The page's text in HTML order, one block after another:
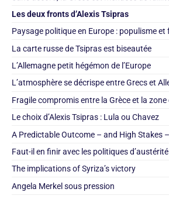
Les deux fronts d’Alexis Tsipras
Paysage politique en Europe : populisme
La carte russe de Tsipras est biseautée
L’Allemagne petit hégémon de l’Europe
L’atmosphère se décrispe entre Grecs et
Fragile compromis entre la Grèce et la zone
Le choix d’Alexis Tsipras : Lula ou Chavez
A Predictable Outcome – and High Stakes
Faut-il en finir avec les politiques d’austérité
The implications of Syriza’s victory
Angela Merkel sous pression